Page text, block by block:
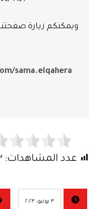
ويمكنكم زيارة
sama.elqahera
عدد المشاهدات:
٣ يونيو، ٢٠٢٣